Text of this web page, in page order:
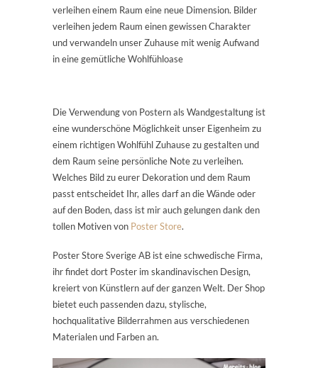
verleihen einem Raum eine neue Dimension. Bilder
verleihen jedem Raum einen gewissen Charakter
und verwandeln unser Zuhause mit wenig Aufwand
in eine gemütliche Wohlfühloase
Die Verwendung von Postern als Wandgestaltung ist
eine wunderschöne Möglichkeit unser Eigenheim zu
einem richtigen Wohlfühl Zuhause zu gestalten und
dem Raum seine persönliche Note zu verleihen.
Welches Bild zu eurer Dekoration und dem Raum
passt entscheidet Ihr, alles darf an die Wände oder
auf den Boden, dass ist mir auch gelungen dank den
tollen Motiven von Poster Store.
Poster Store Sverige AB ist eine schwedische Firma,
ihr findet dort Poster im skandinavischen Design,
kreiert von Künstlern auf der ganzen Welt. Der Shop
bietet euch passenden dazu, stylische,
hochqualitative Bilderrahmen aus verschiedenen
Materialen und Farben an.